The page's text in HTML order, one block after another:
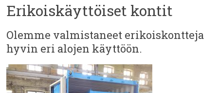
Erikoiskäyttöiset kontit
Olemme valmistaneet erikoiskontteja
hyvin eri alojen käyttöön.